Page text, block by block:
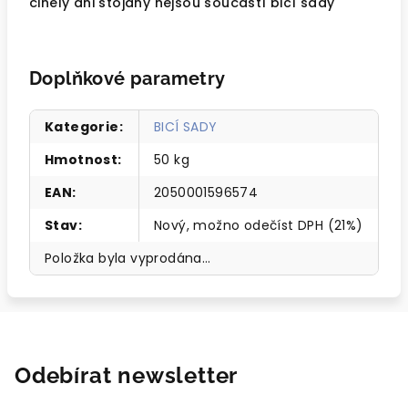
Doplňkové parametry
Kategorie:
BICÍ SADY
Hmotnost:
50 kg
EAN:
2050001596574
Stav:
Nový, možno odečíst DPH (21%)
Položka byla vyprodána…
Odebírat newsletter